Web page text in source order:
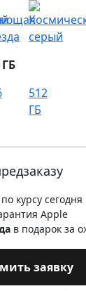
512
ГБ
курсу сегодня
Apple
в подарок за
заявку